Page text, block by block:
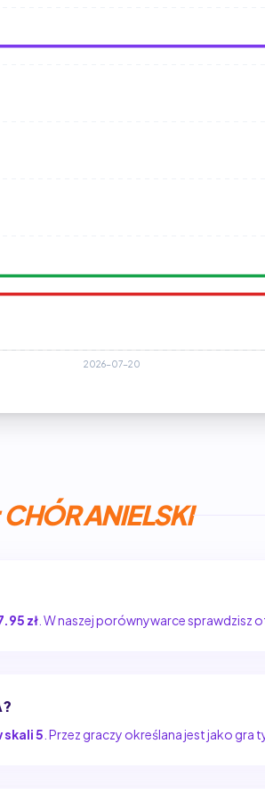
ANIELSKI
zł . W naszej porównywarce sprawdzisz
skali 5 . Przez graczy określana jest jako gra